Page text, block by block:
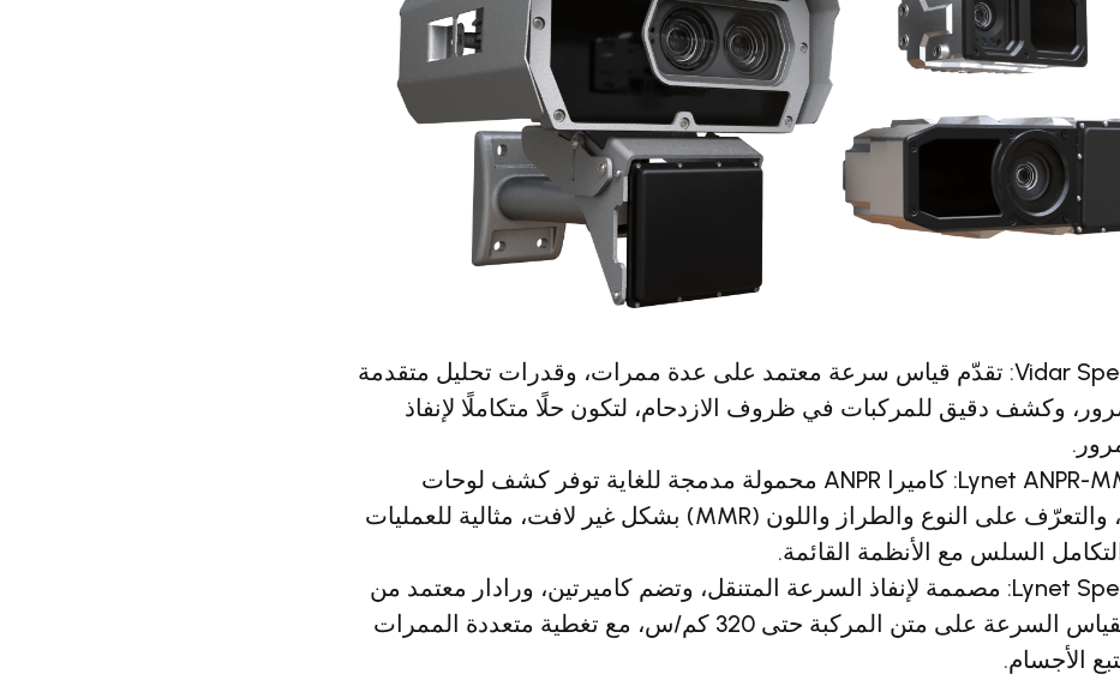
كاميرا Vidar Speed: تقدّم قياس سرعة معتمد على عدة ممرات، وقدرات تحليل متقدمة
وكشف دقيق للمركبات في ظروف الازدحام، لتكون حلًا متكاملًا لإنفاذ
كاميرا Lynet ANPR-MMR: كاميرا ANPR محمولة مدمجة للغاية توفر كشف لوحات
المركبات، والتعرّف على النوع والطراز واللون (MMR) بشكل غير لافت، مثالية للعمليات
السلس مع الأنظمة القائمة.
كاميرا Lynet Speed: مصممة لإنفاذ السرعة المتنقل، وتضم كاميرتين، ورادار معتمد من
METAS لقياس السرعة على متن المركبة حتى 320 كم/س، مع تغطية متعددة الممرات
الأجسام.